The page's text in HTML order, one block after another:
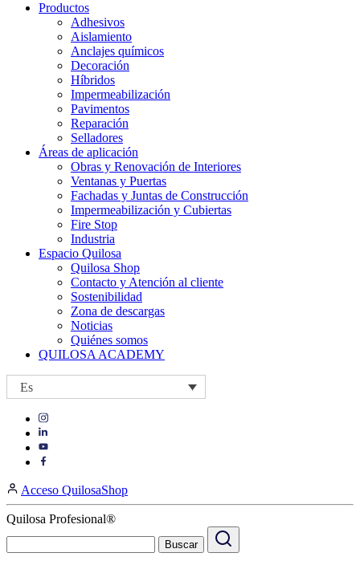
Productos
Adhesivos
Aislamiento
Anclajes químicos
Decoración
Híbridos
Impermeabilización
Pavimentos
Reparación
Selladores
Áreas de aplicación
Obras y Renovación de Interiores
Ventanas y Puertas
Fachadas y Juntas de Construcción
Impermeabilización y Cubiertas
Fire Stop
Industria
Espacio Quilosa
Quilosa Shop
Contacto y Atención al cliente
Sostenibilidad
Zona de descargas
Noticias
Quiénes somos
QUILOSA ACADEMY
Es
Visit
https://www.instagram.com/quilosa_selena/
Visit
our
Visit
page
https://www.facebook.com/QuilosaSelenaIberia/
page
Acceso QuilosaShop
Quilosa Profesional®